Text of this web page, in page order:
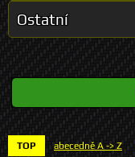
Ostatní
TOP abecedně A -> Z